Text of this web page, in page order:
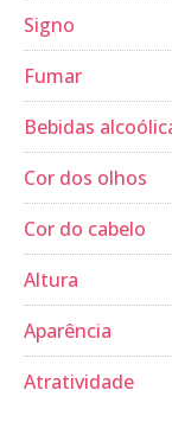
Signo
Fumar
Bebidas
Cor dos olhos
Cor do cabelo
Altura
Aparência
Atratividade